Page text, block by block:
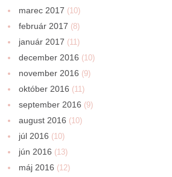
marec 2017 (10)
február 2017 (8)
január 2017 (11)
december 2016 (10)
november 2016 (9)
október 2016 (11)
september 2016 (9)
august 2016 (10)
júl 2016 (10)
jún 2016 (13)
máj 2016 (12)